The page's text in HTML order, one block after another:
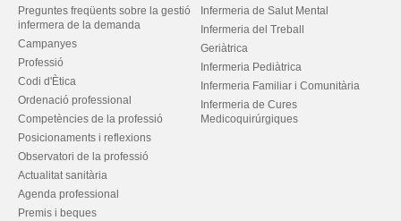
Preguntes freqüents sobre la gestió
infermera de la demanda
Campanyes
Professió
Codi d'Ètica
Ordenació professional
Competències de la professió
Posicionaments i reflexions
Observatori de la professió
Actualitat sanitària
Agenda professional
Premis i beques
Infermeria de Salut Mental
Infermeria del Treball
Geriàtrica
Infermeria Pediàtrica
Infermeria Familiar i Comunitària
Infermeria de Cures
Medicoquirúrgiques